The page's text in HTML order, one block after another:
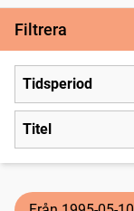
Filtrera
Tidsperiod
Titel